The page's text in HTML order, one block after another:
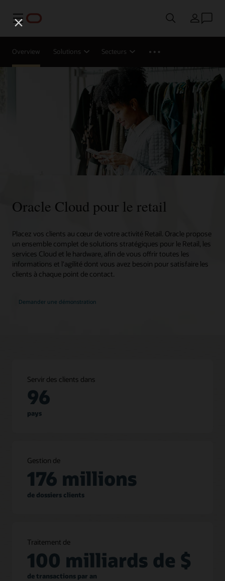
Menu Pays
Overview Solutions Secteurs
Oracle Cloud pour le retail
Placez vos clients au cœur de votre activité Retail. Oracle propose
un ensemble complet de solutions stratégiques pour le Retail, les
services Cloud et le hardware, afin de vous offrir toutes les
informations et l'agilité dont vous avez besoin pour satisfaire les
clients à chaque point de contact.
Demander une démonstration
Servir des clients dans
96
pays
Gestion de
176 millions
de dossiers clients
Traitement de
100 milliards de $
de transactions par an